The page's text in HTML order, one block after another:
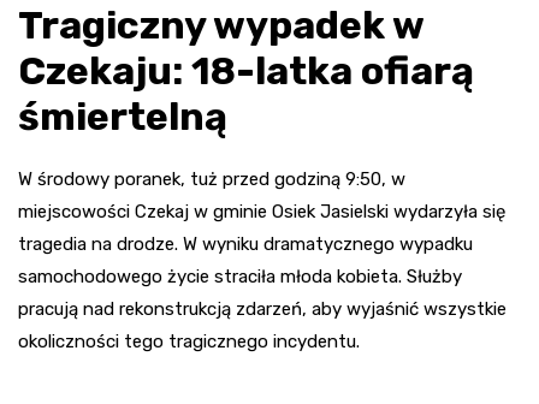
Tragiczny wypadek w
Czekaju: 18-latka ofiarą
śmiertelną
W środowy poranek, tuż przed godziną 9:50, w
miejscowości Czekaj w gminie Osiek Jasielski wydarzyła się
tragedia na drodze. W wyniku dramatycznego wypadku
samochodowego życie straciła młoda kobieta. Służby
pracują nad rekonstrukcją zdarzeń, aby wyjaśnić wszystkie
okoliczności tego tragicznego incydentu.